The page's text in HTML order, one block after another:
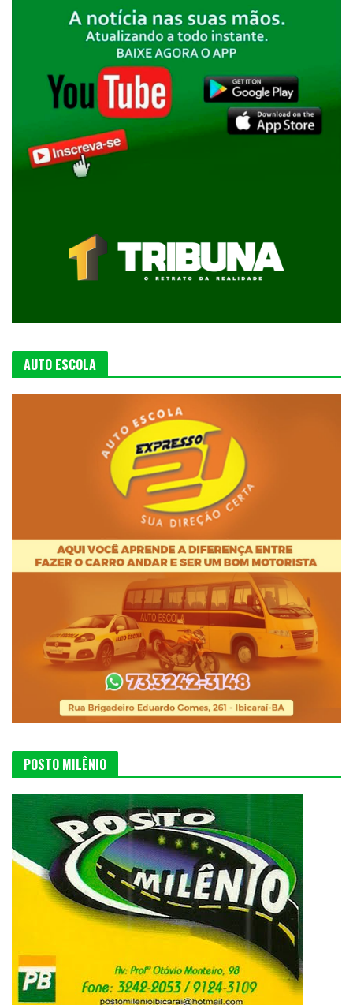
AUTO ESCOLA
POSTO MILÊNIO